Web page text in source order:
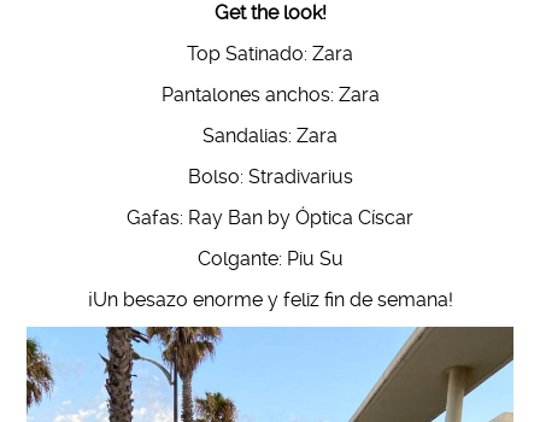
Get the look!
Top Satinado: Zara
Pantalones anchos: Zara
Sandalias: Zara
Bolso: Stradivarius
Gafas: Ray Ban by Óptica Císcar
Colgante: Piu Su
¡Un besazo enorme y feliz fin de semana!